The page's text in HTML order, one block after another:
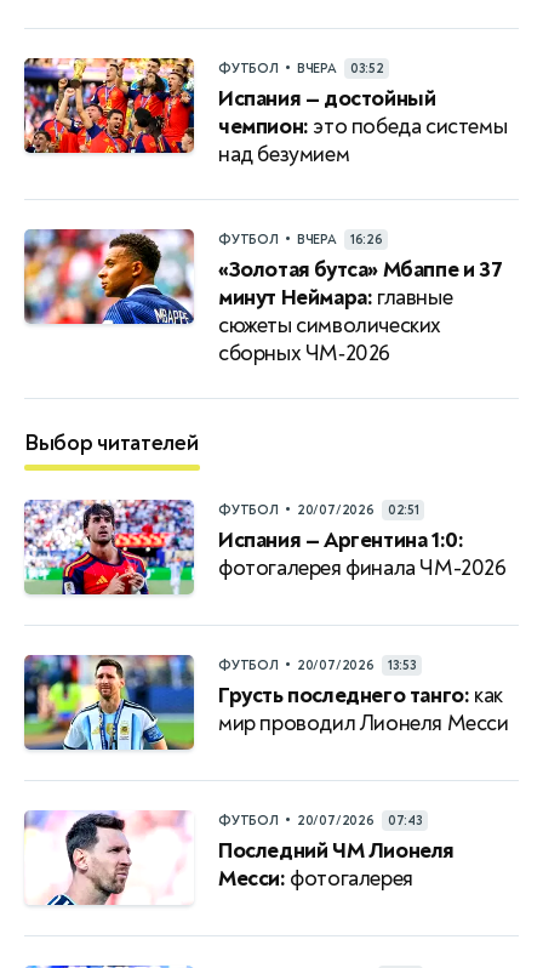
ФУТБОЛ • ВЧЕРА 03:52
Испания — достойный
чемпион: это победа системы
над безумием
ФУТБОЛ • ВЧЕРА 16:26
«Золотая бутса» Мбаппе и 37
минут Неймара: главные
сюжеты символических
сборных ЧМ‑2026
Выбор читателей
ФУТБОЛ • 20/07/2026 02:51
Испания — Аргентина 1:0:
фотогалерея финала ЧМ-2026
ФУТБОЛ • 20/07/2026 13:53
Грусть последнего танго: как
мир проводил Лионеля Месси
ФУТБОЛ • 20/07/2026 07:43
Последний ЧМ Лионеля
Месси: фотогалерея